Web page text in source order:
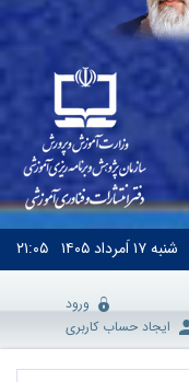
شنبه۱۷ اَمرداد ۱۴۰۵ ۲۱:۰۵
ورود
ایجاد حساب کاربری